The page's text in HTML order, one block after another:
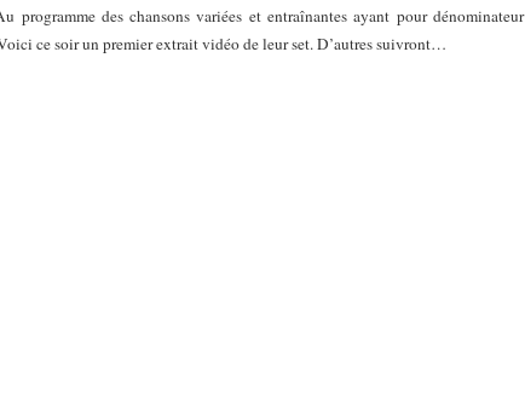
programme des chansons variées et entraînantes ayant pour dénominateur
ce soir un premier extrait vidéo de leur set. D’autres suivront…